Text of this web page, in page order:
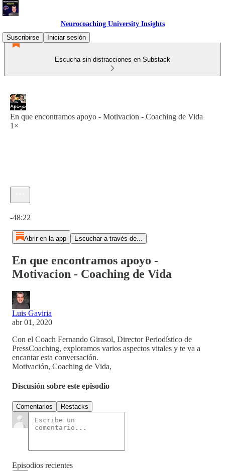
Neurocoaching University Insights
Suscribirse
Iniciar sesión
Escucha sin distracciones en Substack
En que encontramos apoyo - Motivacion - Coaching de Vida
1×
-48:22
Abrir en la app Escuchar a través de...
En que encontramos apoyo -
Motivacion - Coaching de Vida
Luis Gaviria
abr 01, 2020
Con el Coach Fernando Girasol, Director Periodístico de
PressCoaching, exploramos varios aspectos vitales y te va a
encantar esta conversación.
Motivación, Coaching de Vida,
Discusión sobre este episodio
Comentarios Restacks
Episodios recientes